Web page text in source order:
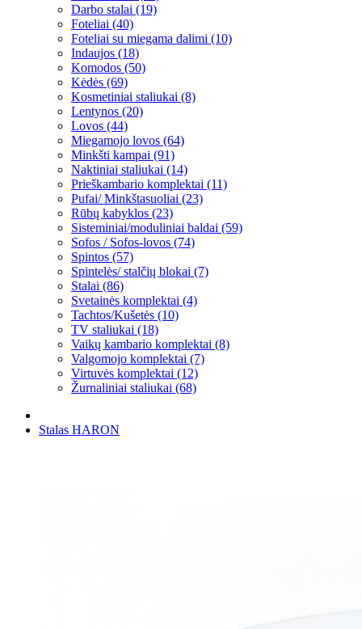
Darbo stalai (19)
Foteliai (40)
Foteliai su miegama dalimi (10)
Indaujos (18)
Komodos (50)
Kėdės (69)
Kosmetiniai staliukai (8)
Lentynos (20)
Lovos (44)
Miegamojo lovos (64)
Minkšti kampai (91)
Naktiniai staliukai (14)
Prieškambario komplektai (11)
Pufai/ Minkštasuoliai (23)
Rūbų kabyklos (23)
Sisteminiai/moduliniai baldai (59)
Sofos / Sofos-lovos (74)
Spintos (57)
Spintelės/ stalčių blokai (7)
Stalai (86)
Svetainės komplektai (4)
Tachtos/Kušetės (10)
TV staliukai (18)
Vaikų kambario komplektai (8)
Valgomojo komplektai (7)
Virtuvės komplektai (12)
Žurnaliniai staliukai (68)
Stalas HARON